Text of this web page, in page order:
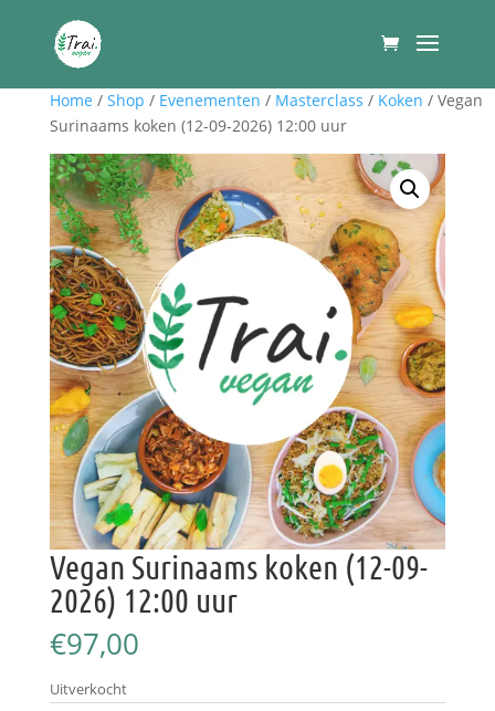
Home / Shop / Evenementen / Masterclass / Koken / Vegan
Surinaams koken (12-09-2026) 12:00 uur
Vegan Surinaams koken (12-09-
2026) 12:00 uur
€97,00
Uitverkocht